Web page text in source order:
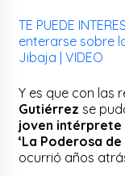
TE PUEDE
enterarse sobre
Jibaja | VIDEO
Y es que con las
Gutiérrez se
joven intérprete
‘La Poderosa de
ocurrió años